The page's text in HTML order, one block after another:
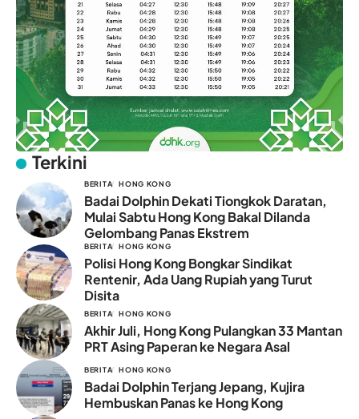
Terkini
BERITA HONG KONG
Badai Dolphin Dekati Tiongkok Daratan,
Mulai Sabtu Hong Kong Bakal Dilanda
Gelombang Panas Ekstrem
BERITA HONG KONG
Polisi Hong Kong Bongkar Sindikat
Rentenir, Ada Uang Rupiah yang Turut
Disita
BERITA HONG KONG
Akhir Juli, Hong Kong Pulangkan 33 Mantan
PRT Asing Paperan ke Negara Asal
BERITA HONG KONG
Badai Dolphin Terjang Jepang, Kujira
Hembuskan Panas ke Hong Kong